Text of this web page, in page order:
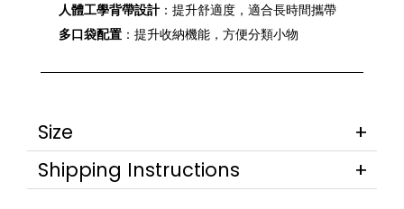
人體工學背帶設計：提升舒適度，適合長時間攜帶
多口袋配置 ：提升收納機能，方便分類小物
Size
Shipping Instructions